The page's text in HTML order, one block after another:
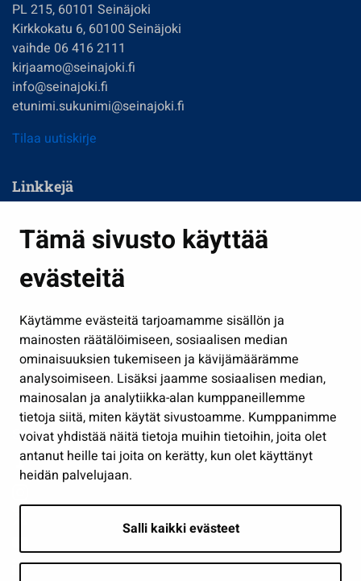
Tämä sivusto käyttää
evästeitä
Käytämme evästeitä tarjoamamme sisällön ja
mainosten räätälöimiseen, sosiaalisen median
ominaisuuksien tukemiseen ja kävijämäärämme
analysoimiseen. Lisäksi jaamme sosiaalisen median,
mainosalan ja analytiikka-alan kumppaneillemme
tietoja siitä, miten käytät sivustoamme. Kumppanimme
voivat yhdistää näitä tietoja muihin tietoihin, joita olet
antanut heille tai joita on kerätty, kun olet käyttänyt
heidän palvelujaan.
Salli kaikki evästeet
PL 215, 60101 Seinäjoki
Kirkkokatu 6, 60100 Seinäjoki
vaihde 06 416 2111
kirjaamo@seinajoki.fi
info@seinajoki.fi
etunimi.sukunimi@seinajoki.fi
Tilaa uutiskirje
Linkkejä
Kasvatus ja opetus
Kulttuuri ja liikunta
Työ ja yrittäminen
Osallistu ja asioi
Näytä omat evästeasetukseni
Seuraa meitä